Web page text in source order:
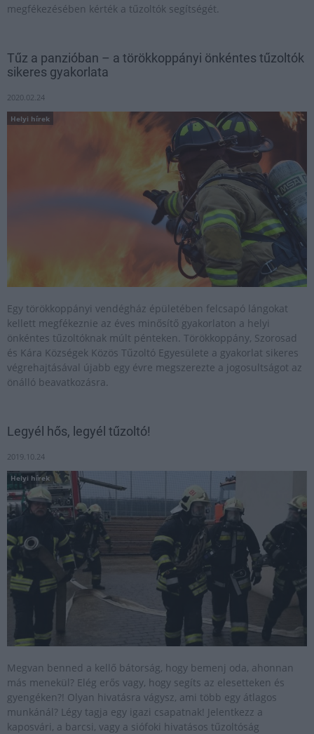
megfékezésében kérték a tűzoltók segítségét.
Tűz a panzióban – a törökkoppányi önkéntes tűzoltók
sikeres gyakorlata
2020.02.24
Helyi hírek
Egy törökkoppányi vendégház épületében felcsapó lángokat
kellett megfékeznie az éves minősítő gyakorlaton a helyi
önkéntes tűzoltóknak múlt pénteken. Törökkoppány, Szorosad
és Kára Községek Közös Tűzoltó Egyesülete a gyakorlat sikeres
végrehajtásával újabb egy évre megszerezte a jogosultságot az
önálló beavatkozásra.
Legyél hős, legyél tűzoltó!
2019.10.24
Helyi hírek
Megvan benned a kellő bátorság, hogy bemenj oda, ahonnan
más menekül? Elég erős vagy, hogy segíts az elesetteken és
gyengéken?! Olyan hivatásra vágysz, ami több egy átlagos
munkánál? Légy tagja egy igazi csapatnak! Jelentkezz a
kaposvári, a barcsi, vagy a siófoki hivatásos tűzoltóság